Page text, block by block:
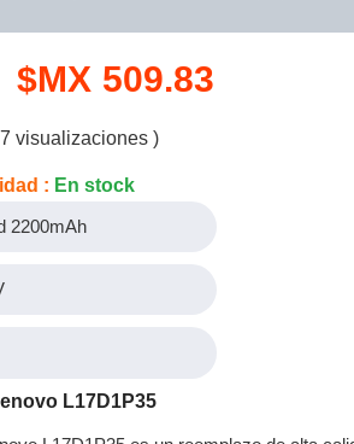
$MX 509.83
visualizaciones )
: En stock
2200mAh
L17D1P35